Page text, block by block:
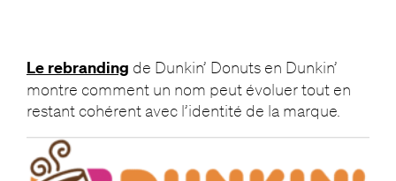
Le rebranding de Dunkin’ Donuts en Dunkin’
montre comment un nom peut évoluer tout en
restant cohérent avec l’identité de la marque.